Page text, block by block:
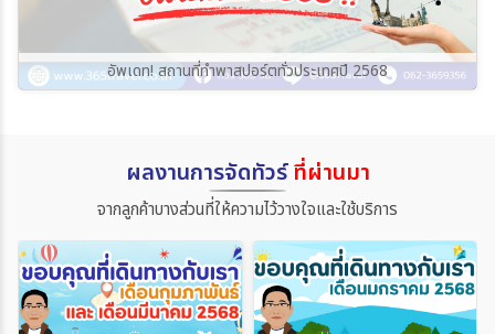
อัพเดท! สถานที่ทำพาสปอร์ตทั่วประเทศปี 2568
ผลงานการจัดทัวร์ที่ผ่านมา
จากลูกค้าบางส่วนที่ให้ความไว้วางใจและใช้บริการ